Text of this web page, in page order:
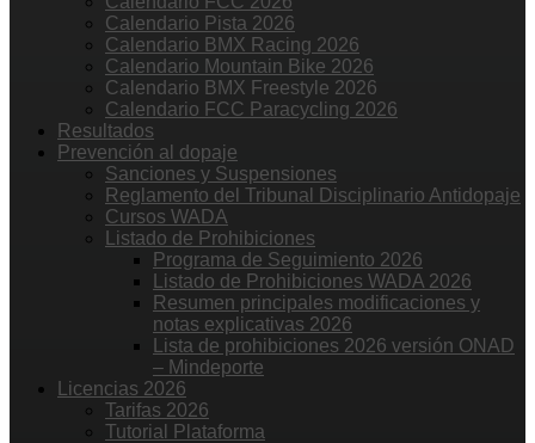
Calendario Pista 2026
Calendario BMX Racing 2026
Calendario Mountain Bike 2026
Calendario BMX Freestyle 2026
Calendario FCC Paracycling 2026
Resultados
Prevención al dopaje
Sanciones y Suspensiones
Reglamento del Tribunal Disciplinario Antidopaje
Cursos WADA
Listado de Prohibiciones
Programa de Seguimiento 2026
Listado de Prohibiciones WADA 2026
Resumen principales modificaciones y
notas explicativas 2026
Lista de prohibiciones 2026 versión ONAD
– Mindeporte
Licencias 2026
Tarifas 2026
Tutorial Plataforma